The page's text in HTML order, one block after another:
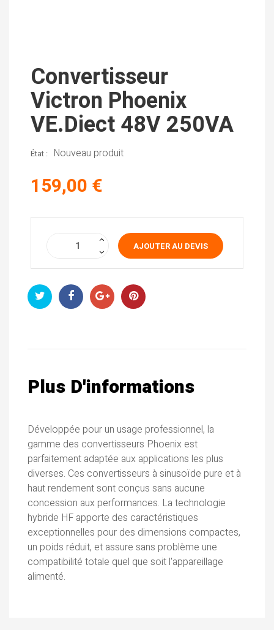
Convertisseur
Victron Phoenix
VE.Diect 48V 250VA
État : Nouveau produit
159,00 €
AJOUTER AU DEVIS
Plus D'informations
Développée pour un usage professionnel, la
gamme des convertisseurs Phoenix est
parfaitement adaptée aux applications les plus
diverses. Ces convertisseurs à sinusoïde pure et à
haut rendement sont conçus sans aucune
concession aux performances. La technologie
hybride HF apporte des caractéristiques
exceptionnelles pour des dimensions compactes,
un poids réduit, et assure sans problème une
compatibilité totale quel que soit l'appareillage
alimenté.